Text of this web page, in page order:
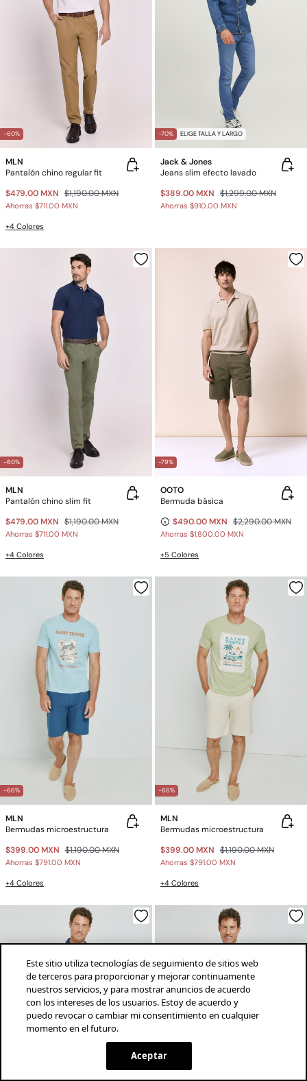
-60%
MLN
Pantalón chino regular fit
$479.00 MXN $1,190.00 MXN
Ahorras $711.00 MXN
+4 Colores
-70% ELIGE TALLA Y LARGO
Jack & Jones
Jeans slim efecto lavado
$389.00 MXN $1,299.00 MXN
Ahorras $910.00 MXN
-60%
MLN
Pantalón chino slim fit
$479.00 MXN $1,190.00 MXN
Ahorras $711.00 MXN
+4 Colores
-79%
OOTO
Bermuda básica
$490.00 MXN $2,290.00 MXN
Ahorras $1,800.00 MXN
+5 Colores
-66%
MLN
Bermudas microestructura
$399.00 MXN $1,190.00 MXN
Ahorras $791.00 MXN
+4 Colores
-66%
MLN
Bermudas microestructura
$399.00 MXN $1,190.00 MXN
Ahorras $791.00 MXN
+4 Colores
¡descarga la app!
Este sitio utiliza tecnologías de seguimiento de sitios web
de terceros para proporcionar y mejorar continuamente
nuestros servicios, y para mostrar anuncios de acuerdo
con los intereses de los usuarios. Estoy de acuerdo y
puedo revocar o cambiar mi consentimiento en cualquier
momento en el futuro.
Aceptar